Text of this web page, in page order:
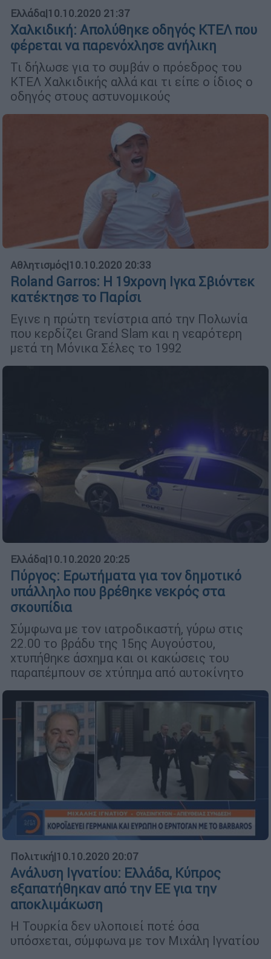
Ελλάδα|10.10.2020 21:37
Χαλκιδική: Απολύθηκε οδηγός ΚΤΕΛ που
φέρεται να παρενόχλησε ανήλικη
Τι δήλωσε για το συμβάν ο πρόεδρος του
ΚΤΕΛ Χαλκιδικής αλλά και τι είπε ο ίδιος ο
οδηγός στους αστυνομικούς
Αθλητισμός|10.10.2020 20:33
Roland Garros: Η 19χρονη Ιγκα Σβιόντεκ
κατέκτησε το Παρίσι
Εγινε η πρώτη τενίστρια από την Πολωνία
που κερδίζει Grand Slam και η νεαρότερη
μετά τη Μόνικα Σέλες το 1992
Ελλάδα|10.10.2020 20:25
Πύργος: Ερωτήματα για τον δημοτικό
υπάλληλο που βρέθηκε νεκρός στα
σκουπίδια
Σύμφωνα με τον ιατροδικαστή, γύρω στις
22.00 το βράδυ της 15ης Αυγούστου,
χτυπήθηκε άσχημα και οι κακώσεις του
παραπέμπουν σε χτύπημα από αυτοκίνητο
Πολιτική|10.10.2020 20:07
Ανάλυση Ιγνατίου: Ελλάδα, Κύπρος
εξαπατήθηκαν από την ΕΕ για την
αποκλιμάκωση
Η Τουρκία δεν υλοποιεί ποτέ όσα
υπόσχεται, σύμφωνα με τον Μιχάλη Ιγνατίου